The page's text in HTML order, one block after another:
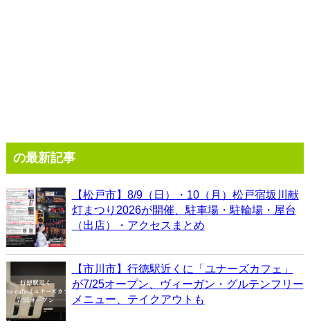
の最新記事
【松戸市】8/9（日）・10（月）松戸宿坂川献
灯まつり2026が開催、駐車場・駐輪場・屋台
（出店）・アクセスまとめ
【市川市】行徳駅近くに「ユナーズカフェ」
が7/25オープン、ヴィーガン・グルテンフリー
メニュー、テイクアウトも